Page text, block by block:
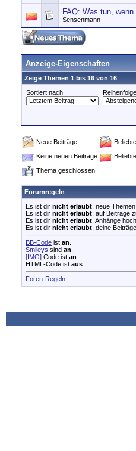
FAQ: Was tun,
Sensenmann
Anzeige-Eigenschaften
Zeige Themen 1 bis 16 von 16
Sortiert nach
Reihenfolge
Neue Beiträge
Keine neuen Beiträge
Thema geschlossen
Forumregeln
Es ist dir nicht erlaubt , neue
Es ist dir nicht erlaubt , auf Beiträge
Es ist dir nicht erlaubt , Anhänge
Es ist dir nicht erlaubt , deine
BB-Code ist an
Smileys sind an
[IMG] Code ist an
HTML-Code ist aus
Foren-Regeln